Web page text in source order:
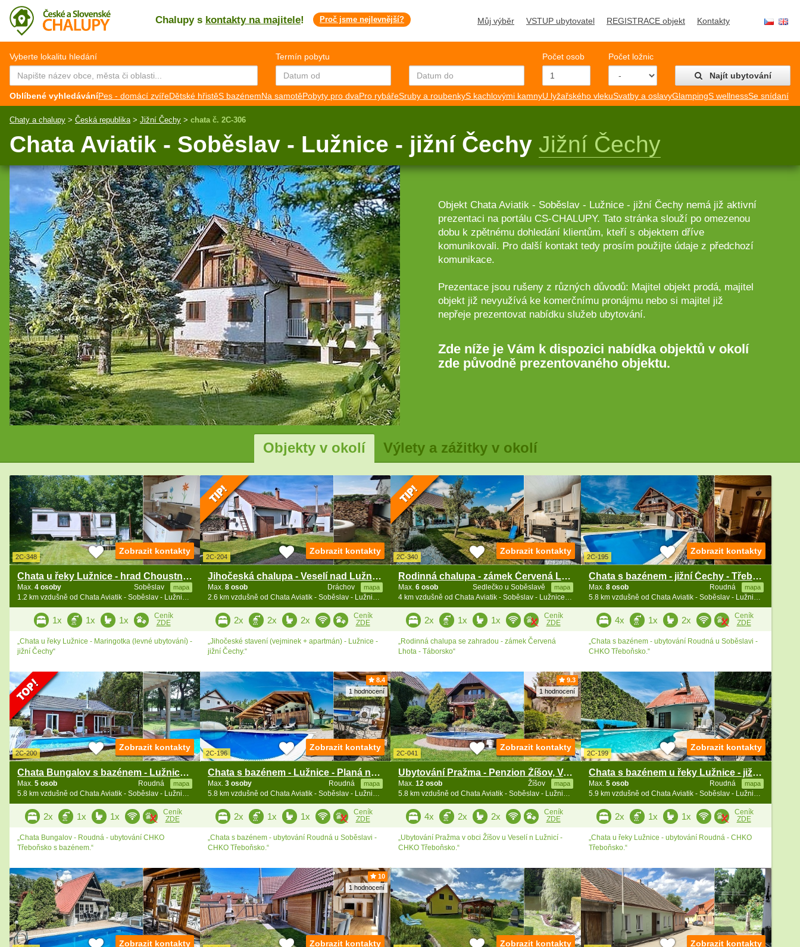
Chalupy s kontakty na majitele! Proč jsme nejlevnější? Můj výběr VSTUP ubytovatel REGISTRACE objekt Kontakty
CZ EN
Vyberte lokalitu hledání Termín pobytu Počet osob
Počet ložnic
Najít ubytování
Oblíbené vyhledáváníPes - domácí zvířeDětské hřistěS bazénemNa samotěPobyty pro dvaPro rybářeSruby a roubenkyS kachlovými kamnyU lyžařského vlekuSvatby a oslavyGlampingS wellnessSe snídaní
Chaty a chalupy > Česká republika > Jižní Čechy > chata č. 2C-306
Chata Aviatik - Soběslav - Lužnice - jižní Čechy Jižní Čechy
Objekt Chata Aviatik - Soběslav - Lužnice - jižní Čechy nemá již aktivní
prezentaci na portálu CS-CHALUPY. Tato stránka slouží po omezenou
dobu k zpětnému dohledání klientům, kteří s objektem dříve
komunikovali. Pro další kontakt tedy prosím použijte údaje z předchozí
komunikace.
Prezentace jsou rušeny z různých důvodů: Majitel objekt prodá, majitel
objekt již nevyužívá ke komerčnímu pronájmu nebo si majitel již
nepřeje prezentovat nabídku služeb ubytování.
Zde níže je Vám k dispozici nabídka objektů v okolí
zde původně prezentovaného objektu.
Objekty v okolí Výlety a zážitky v okolí
2C-348
Chata u řeky Lužnice - hrad Choustník - Vesce
Soběslav mapa
Max. 4 osoby
1.2 km vzdušně od Chata Aviatik - Soběslav - Lužnice - jižní Čechy
Zobrazit kontakty
1x 1x 1x
Ceník
ZDE
„Chata u řeky Lužnice - Maringotka (levné ubytování) -
jižní Čechy“
2C-204
Jihočeská chalupa - Veselí nad Lužnicí - Lužnice
Dráchov mapa
Max. 8 osob
2.6 km vzdušně od Chata Aviatik - Soběslav - Lužnice - jižní Čechy
Zobrazit kontakty
2x 2x 2x
Ceník
ZDE
„Jihočeské stavení (vejminek + apartmán) - Lužnice -
jižní Čechy.“
2C-340
Rodinná chalupa - zámek Červená Lhota - Táborsko
Sedlečko u Soběslavě mapa
Max. 6 osob
4 km vzdušně od Chata Aviatik - Soběslav - Lužnice - jižní Čechy
Zobrazit kontakty
2x 1x 1x
Ceník
ZDE
„Rodinná chalupa se zahradou - zámek Červená
Lhota - Táborsko“
2C-195
Chata s bazénem - jižní Čechy - Třeboňsko
Roudná mapa
Max. 8 osob
5.8 km vzdušně od Chata Aviatik - Soběslav - Lužnice - jižní Čechy
Zobrazit kontakty
4x 1x 2x
Ceník
ZDE
„Chata s bazénem - ubytování Roudná u Soběslavi -
CHKO Třeboňsko.“
2C-200
Chata Bungalov s bazénem - Lužnice - Třeboňsko
Roudná mapa
Max. 5 osob
5.8 km vzdušně od Chata Aviatik - Soběslav - Lužnice - jižní Čechy
Zobrazit kontakty
2x 1x 1x
Ceník
ZDE
„Chata Bungalov - Roudná - ubytování CHKO
Třeboňsko s bazénem.“
8.4
1 hodnocení
2C-196
Chata s bazénem - Lužnice - Planá nad Lužnicí
Roudná mapa
Max. 3 osoby
5.8 km vzdušně od Chata Aviatik - Soběslav - Lužnice - jižní Čechy
Zobrazit kontakty
2x 1x 1x
Ceník
ZDE
„Chata s bazénem - ubytování Roudná u Soběslavi -
CHKO Třeboňsko.“
9.3
1 hodnocení
2C-041
Ubytování Pražma - Penzion Žíšov, Veselí n. Luž.
Žíšov mapa
Max. 12 osob
5.8 km vzdušně od Chata Aviatik - Soběslav - Lužnice - jižní Čechy
Zobrazit kontakty
4x 2x 2x
Ceník
ZDE
„Ubytování Pražma v obci Žíšov u Veselí n Lužnicí -
CHKO Třeboňsko.“
2C-199
Chata s bazénem u řeky Lužnice - jižní Čechy
Roudná mapa
Max. 5 osob
5.9 km vzdušně od Chata Aviatik - Soběslav - Lužnice - jižní Čechy
Zobrazit kontakty
2x 1x 1x
Ceník
ZDE
„Chata u řeky Lužnice - ubytování Roudná - CHKO
Třeboňsko.“
Zobrazit kontakty
10
1 hodnocení
Zobrazit kontakty Zobrazit kontakty Zobrazit kontakty